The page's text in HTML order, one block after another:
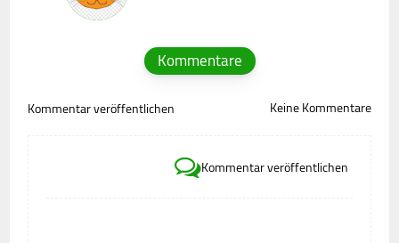
Kommentare
Keine Kommentare
Kommentar veröffentlichen
Kommentar veröffentlichen